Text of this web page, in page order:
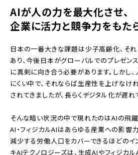
AIが人の力を最大化させ、
企業に活力と競争力をもたら
日本の一番大きな課題は少子高齢化、そ
あり、今後日本がグローバルでのプレゼン
に真剣に向き合う必要があります。しかし
にくい中で、それならば生産性を上げな
されてきましたが、長らくデジタル化が遅れ
そんな暗い状況の中で現れたのはAIの飛
AI・フィジカルAIはあらゆる産業への影響
減少する労働人口をカバーできるほどのイ
キAIテクノロジーズは、生成AIやフィジカ